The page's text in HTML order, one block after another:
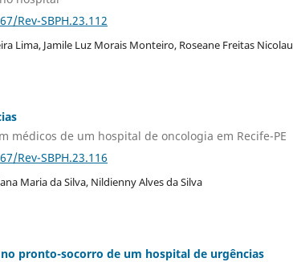
Rev-SBPH.23.112
Lima, Jamile Luz Morais Monteiro, Roseane Freitas Nicolau
médicos de um hospital de oncologia em Recife-PE
Rev-SBPH.23.116
Maria da Silva, Nildienny Alves da Silva
pronto-socorro de um hospital de urgências